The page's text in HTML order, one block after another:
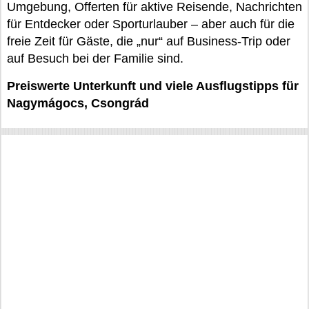
Umgebung, Offerten für aktive Reisende, Nachrichten
für Entdecker oder Sporturlauber – aber auch für die
freie Zeit für Gäste, die „nur“ auf Business-Trip oder
auf Besuch bei der Familie sind.
Preiswerte Unterkunft und viele Ausflugstipps für
Nagymágocs, Csongrád